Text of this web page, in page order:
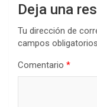
Deja una
Tu dirección de
campos
Comentario *